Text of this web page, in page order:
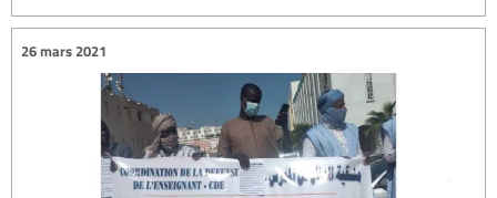
26 mars 2021